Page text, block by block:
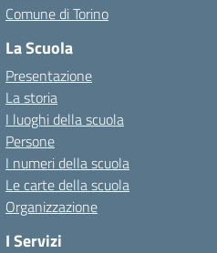
Comune di Torino
La Scuola
Presentazione
La storia
I luoghi della scuola
Persone
I numeri della scuola
Le carte della scuola
Organizzazione
I Servizi